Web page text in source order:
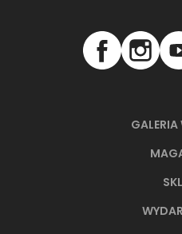
GALERIA